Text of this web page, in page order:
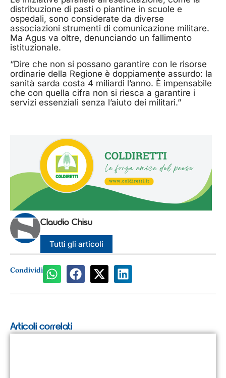
distribuzione di pasti o piantine in scuole e
ospedali, sono considerate da diverse
associazioni strumenti di comunicazione militare.
Ma Agus va oltre, denunciando un fallimento
istituzionale.
“Dire che non si possano garantire con le risorse
ordinarie della Regione è doppiamente assurdo: la
sanità sarda costa 4 miliardi l’anno. È impensabile
che con quella cifra non si riesca a garantire i
servizi essenziali senza l’aiuto dei militari.”
Claudio Chisu
Tutti gli articoli
Condividi
Articoli correlati